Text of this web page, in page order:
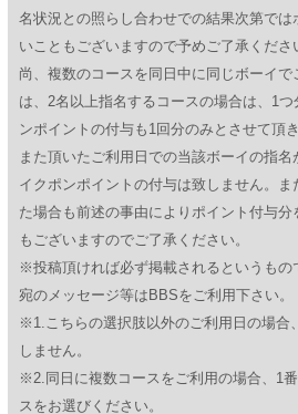
名状況との照らし合わせでの結果次第で
いこともございますので予めご了承くださ
尚、複数のコースを同日中に同じボーイ
は、2名以上指名するコースの場合は、1
ンポイントの付与も1回分のみとさせて頂き
また頂いたご利用日での当該ボーイの指名
イクポンポイントの付与は致しません。
た場合も前述の事由によりポイント付与
もございますのでご了承ください。
※投稿頂ければ必ず掲載されるというもの
宛のメッセージ等はBBSをご利用下さい。
※1.こちらの選択肢以外のご利用日の場合
しません。
※2.同日に複数コースをご利用の場合、1
スをお選びください。